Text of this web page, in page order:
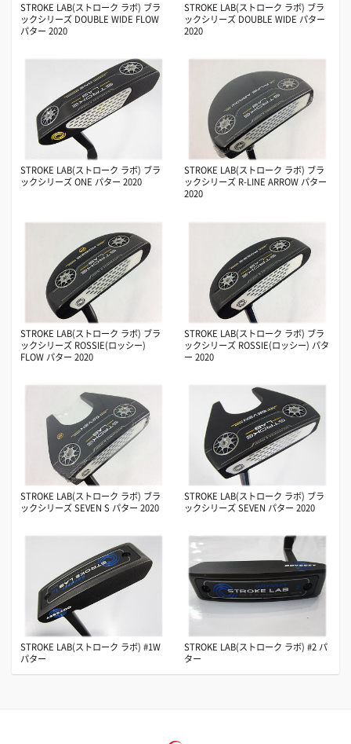
STROKE LAB(ストローク ラボ) ブラ
ックシリーズ DOUBLE WIDE FLOW
パター 2020
STROKE LAB(ストローク ラボ) ブラ
ックシリーズ DOUBLE WIDE パター
2020
STROKE LAB(ストローク ラボ) ブラ
ックシリーズ ONE パター 2020
STROKE LAB(ストローク ラボ) ブラ
ックシリーズ R-LINE ARROW パター
2020
STROKE LAB(ストローク ラボ) ブラ
ックシリーズ ROSSIE(ロッシー)
FLOW パター 2020
STROKE LAB(ストローク ラボ) ブラ
ックシリーズ ROSSIE(ロッシー) パタ
ー 2020
STROKE LAB(ストローク ラボ) ブラ
ックシリーズ SEVEN S パター 2020
STROKE LAB(ストローク ラボ) ブラ
ックシリーズ SEVEN パター 2020
STROKE LAB(ストローク ラボ) #1W
パター
STROKE LAB(ストローク ラボ) #2 パ
ター